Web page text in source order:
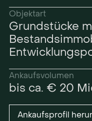
Objektart
Grundstücke
Ankaufsvolumen
bis ca. € 20
Ankaufsprofil